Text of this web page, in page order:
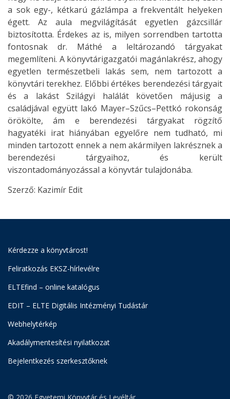
a sok egy-, kétkarú gázlámpa a frekventált helyeken
égett. Az aula megvilágítását egyetlen gázcsillár
biztosította. Érdekes az is, milyen sorrendben tartotta
fontosnak dr. Máthé a leltározandó tárgyakat
megemlíteni. A könyvtárigazgatói magánlakrész, ahogy
egyetlen természetbeli lakás sem, nem tartozott a
könyvtári terekhez. Előbbi értékes berendezési tárgyait
és a lakást Szilágyi halálát követően májusig a
családjával együtt lakó Mayer–Szűcs–Pettkó rokonság
örökölte, ám e berendezési tárgyakat rögzítő
hagyatéki irat hiányában egyelőre nem tudható, mi
minden tartozott ennek a nem akármilyen lakrésznek a
berendezési tárgyaihoz, és került
viszontadományozással a könyvtár tulajdonába.
Szerző: Kazimír Edit
Kérdezze a könyvtárost!
Feliratkozás EKSZ-hírlevélre
ELTEfind – online katalógus
EDIT – ELTE Digitális Intézményi Tudástár
Webhelytérkép
Akadálymentesítési nyilatkozat
Bejelentkezés szerkesztőknek